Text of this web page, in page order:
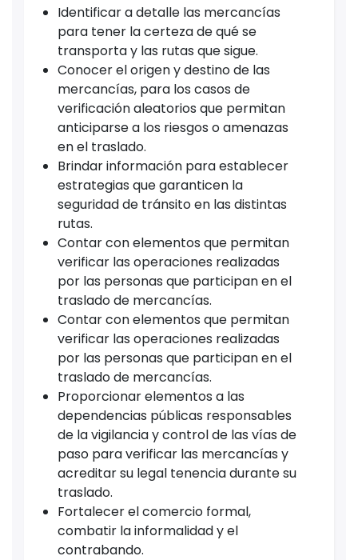
Identificar a detalle las mercancías
para tener la certeza de qué se
transporta y las rutas que sigue.
Conocer el origen y destino de las
mercancías, para los casos de
verificación aleatorios que permitan
anticiparse a los riesgos o amenazas
en el traslado.
Brindar información para establecer
estrategias que garanticen la
seguridad de tránsito en las distintas
rutas.
Contar con elementos que permitan
verificar las operaciones realizadas
por las personas que participan en el
traslado de mercancías.
Contar con elementos que permitan
verificar las operaciones realizadas
por las personas que participan en el
traslado de mercancías.
Proporcionar elementos a las
dependencias públicas responsables
de la vigilancia y control de las vías de
paso para verificar las mercancías y
acreditar su legal tenencia durante su
traslado.
Fortalecer el comercio formal,
combatir la informalidad y el
contrabando.